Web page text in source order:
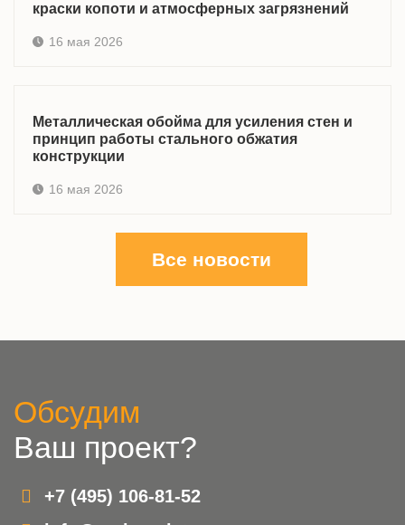
краски копоти и атмосферных загрязнений
16 мая 2026
Металлическая обойма для усиления стен и
принцип работы стального обжатия
конструкции
16 мая 2026
Все новости
Обсудим
Ваш проект?
+7 (495) 106-81-52